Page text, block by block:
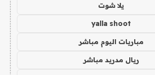
يلا شوت
yalla shoot
مباريات اليوم مباشر
ريال مدريد مباشر